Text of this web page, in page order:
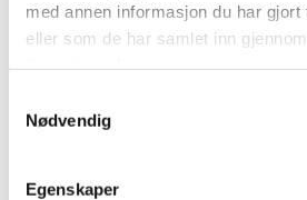
med annen informasjon du har gjort
eller som de har samlet inn
Nødvendig
Egenskaper